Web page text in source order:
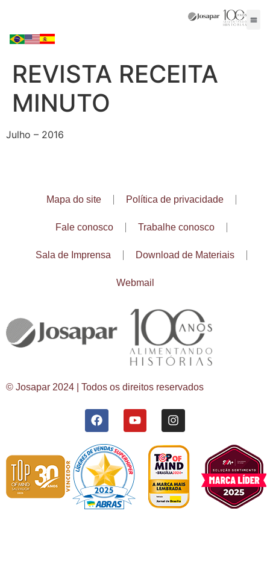
REVISTA RECEITA
MINUTO
Julho – 2016
Mapa do site Política de privacidade
Fale conosco Trabalhe conosco
Sala de Imprensa Download de Materiais
Webmail
© Josapar 2024 | Todos os direitos reservados